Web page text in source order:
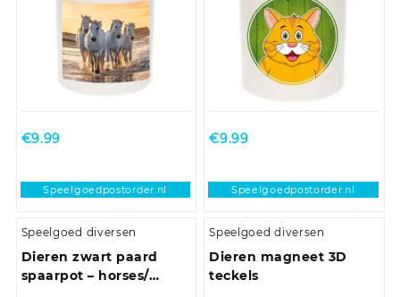
€9.99
Speelgoedpostorder.nl
€9.99
Speelgoedpostorder.nl
Speelgoed diversen
Dieren zwart paard
spaarpot – horses/
Speelgoed diversen
Dieren magneet 3D
teckels